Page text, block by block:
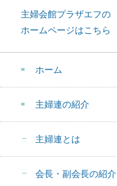
主婦会館プラザエフの
ホームページはこちら
ホーム
主婦連の紹介
主婦連とは
会長・副会長の紹介